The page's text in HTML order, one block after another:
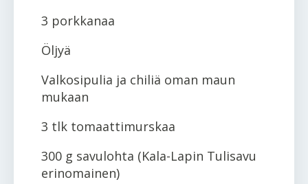
3 porkkanaa
Öljyä
Valkosipulia ja chiliä oman maun
mukaan
3 tlk tomaattimurskaa
300 g savulohta (Kala-Lapin Tulisavu
erinomainen)